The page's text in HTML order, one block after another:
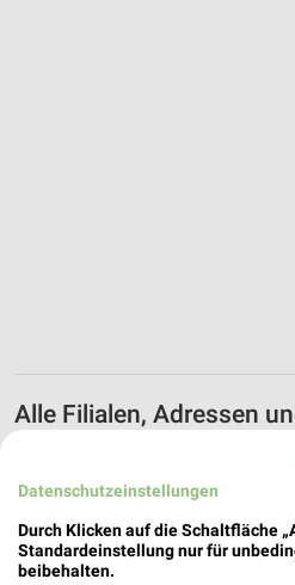
Alle Filialen, Adressen
Filialen und Öffnungszeiten von
Lieblingsfiliale von CHRIST.
Datenschutzeinstellungen
Durch Klicken auf die Schaltfläche
Standardeinstellung nur für
beibehalten.